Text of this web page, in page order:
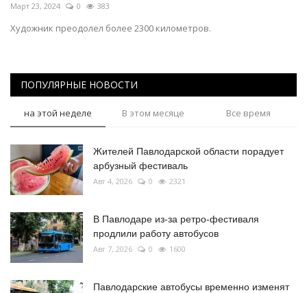
Март 23, 2024 0 383
Художник преодолел более 2300 километров.
ПОПУЛЯРНЫЕ НОВОСТИ
на этой неделе В этом месяце Все время
Жителей Павлодарской области порадует
арбузный фестиваль
Авг 4, 2026 0 2321
В Павлодаре из-за ретро-фестиваля
продлили работу автобусов
Авг 7, 2026 0 1600
Павлодарские автобусы временно изменят